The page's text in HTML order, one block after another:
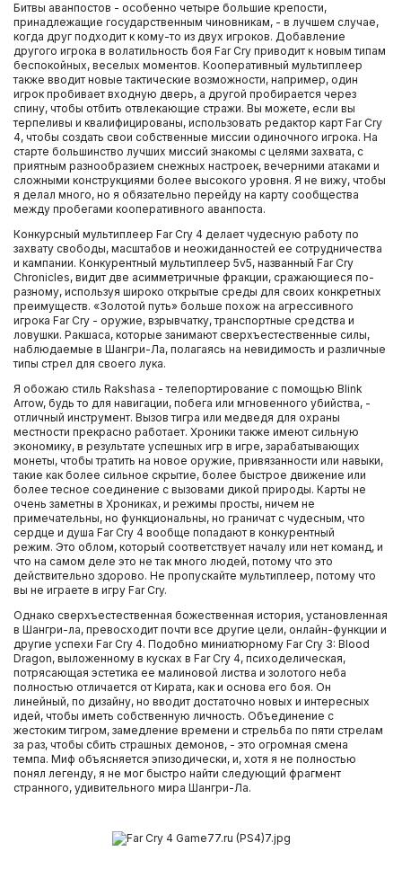
Битвы аванпостов - особенно четыре большие крепости,
принадлежащие государственным чиновникам, - в лучшем случае,
когда друг подходит к кому-то из двух игроков. Добавление
другого игрока в волатильность боя Far Cry приводит к новым типам
беспокойных, веселых моментов. Кооперативный мультиплеер
также вводит новые тактические возможности, например, один
игрок пробивает входную дверь, а другой пробирается через
спину, чтобы отбить отвлекающие стражи. Вы можете, если вы
терпеливы и квалифицированы, использовать редактор карт Far Cry
4, чтобы создать свои собственные миссии одиночного игрока. На
старте большинство лучших миссий знакомы с целями захвата, с
приятным разнообразием снежных настроек, вечерними атаками и
сложными конструкциями более высокого уровня. Я не вижу, чтобы
я делал много, но я обязательно перейду на карту сообщества
между пробегами кооперативного аванпоста.
Конкурсный мультиплеер Far Cry 4 делает чудесную работу по
захвату свободы, масштабов и неожиданностей ее сотрудничества
и кампании. Конкурентный мультиплеер 5v5, названный Far Cry
Chronicles, видит две асимметричные фракции, сражающиеся по-
разному, используя широко открытые среды для своих конкретных
преимуществ. «Золотой путь» больше похож на агрессивного
игрока Far Cry - оружие, взрывчатку, транспортные средства и
ловушки. Ракшаса, которые занимают сверхъестественные силы,
наблюдаемые в Шангри-Ла, полагаясь на невидимость и различные
типы стрел для своего лука.
Я обожаю стиль Rakshasa - телепортирование с помощью Blink
Arrow, будь то для навигации, побега или мгновенного убийства, -
отличный инструмент. Вызов тигра или медведя для охраны
местности прекрасно работает. Хроники также имеют сильную
экономику, в результате успешных игр в игре, зарабатывающих
монеты, чтобы тратить на новое оружие, привязанности или навыки,
такие как более сильное скрытие, более быстрое движение или
более тесное соединение с вызовами дикой природы. Карты не
очень заметны в Хрониках, и режимы просты, ничем не
примечательны, но функциональны, но граничат с чудесным, что
сердце и душа Far Cry 4 вообще попадают в конкурентный
режим. Это облом, который соответствует началу или нет команд, и
что на самом деле это не так много людей, потому что это
действительно здорово. Не пропускайте мультиплеер, потому что
вы не играете в игру Far Cry.
Однако сверхъестественная божественная история, установленная
в Шангри-ла, превосходит почти все другие цели, онлайн-функции и
другие успехи Far Cry 4. Подобно миниатюрному Far Cry 3: Blood
Dragon, выложенному в кусках в Far Cry 4, психоделическая,
потрясающая эстетика ее малиновой листва и золотого неба
полностью отличается от Кирата, как и основа его боя. Он
линейный, по дизайну, но вводит достаточно новых и интересных
идей, чтобы иметь собственную личность. Объединение с
жестоким тигром, замедление времени и стрельба по пяти стрелам
за раз, чтобы сбить страшных демонов, - это огромная смена
темпа. Миф объясняется эпизодически, и, хотя я не полностью
понял легенду, я не мог быстро найти следующий фрагмент
странного, удивительного мира Шангри-Ла.
Аксессуары Nintendo 3DS